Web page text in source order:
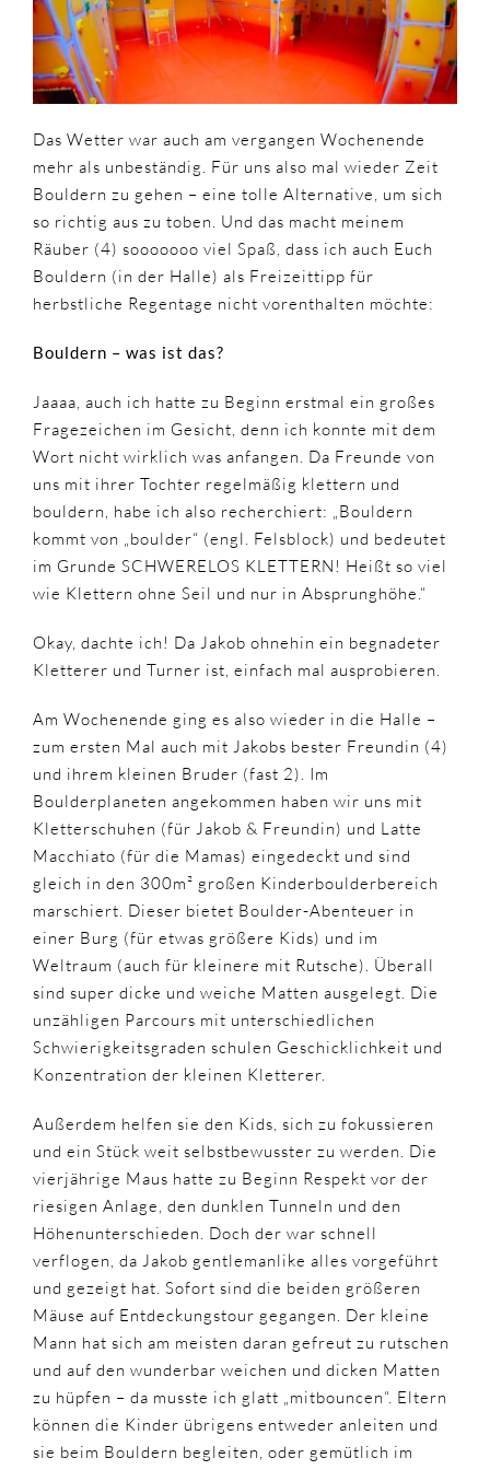
Das Wetter war auch am vergangen Wochenende
mehr als unbeständig. Für uns also mal wieder Zeit
Bouldern zu gehen – eine tolle Alternative, um sich
so richtig aus zu toben. Und das macht meinem
Räuber (4) sooooooo viel Spaß, dass ich auch Euch
Bouldern (in der Halle) als Freizeittipp für
herbstliche Regentage nicht vorenthalten möchte:
Bouldern – was ist das?
Jaaaa, auch ich hatte zu Beginn erstmal ein großes
Fragezeichen im Gesicht, denn ich konnte mit dem
Wort nicht wirklich was anfangen. Da Freunde von
uns mit ihrer Tochter regelmäßig klettern und
bouldern, habe ich also recherchiert: „Bouldern
kommt von „boulder“ (engl. Felsblock) und bedeutet
im Grunde SCHWERELOS KLETTERN! Heißt so viel
wie Klettern ohne Seil und nur in Absprunghöhe.“
Okay, dachte ich! Da Jakob ohnehin ein begnadeter
Kletterer und Turner ist, einfach mal ausprobieren.
Am Wochenende ging es also wieder in die Halle –
zum ersten Mal auch mit Jakobs bester Freundin (4)
und ihrem kleinen Bruder (fast 2). Im
Boulderplaneten angekommen haben wir uns mit
Kletterschuhen (für Jakob & Freundin) und Latte
Macchiato (für die Mamas) eingedeckt und sind
gleich in den 300m² großen Kinderboulderbereich
marschiert. Dieser bietet Boulder-Abenteuer in
einer Burg (für etwas größere Kids) und im
Weltraum (auch für kleinere mit Rutsche). Überall
sind super dicke und weiche Matten ausgelegt. Die
unzähligen Parcours mit unterschiedlichen
Schwierigkeitsgraden schulen Geschicklichkeit und
Konzentration der kleinen Kletterer.
Außerdem helfen sie den Kids, sich zu fokussieren
und ein Stück weit selbstbewusster zu werden. Die
vierjährige Maus hatte zu Beginn Respekt vor der
riesigen Anlage, den dunklen Tunneln und den
Höhenunterschieden. Doch der war schnell
verflogen, da Jakob gentlemanlike alles vorgeführt
und gezeigt hat. Sofort sind die beiden größeren
Mäuse auf Entdeckungstour gegangen. Der kleine
Mann hat sich am meisten daran gefreut zu rutschen
und auf den wunderbar weichen und dicken Matten
zu hüpfen – da musste ich glatt „mitbouncen“. Eltern
können die Kinder übrigens entweder anleiten und
sie beim Bouldern begleiten, oder gemütlich im